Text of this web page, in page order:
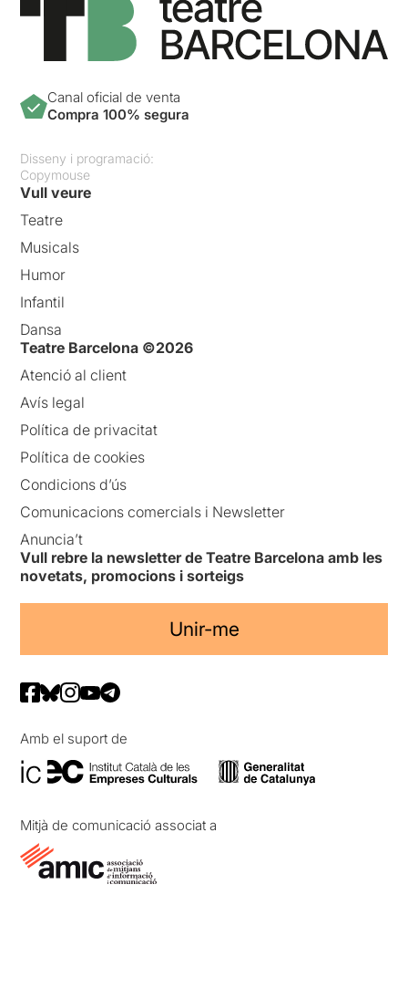
Canal oficial de venta
Compra 100% segura
Disseny i programació:
Copymouse
Vull veure
Teatre
Musicals
Humor
Infantil
Dansa
Teatre Barcelona ©2026
Atenció al client
Avís legal
Política de privacitat
Política de cookies
Condicions d’ús
Comunicacions comercials i Newsletter
Anuncia’t
Vull rebre la newsletter de Teatre Barcelona amb les
novetats, promocions i sorteigs
Unir-me
Amb el suport de
Mitjà de comunicació associat a